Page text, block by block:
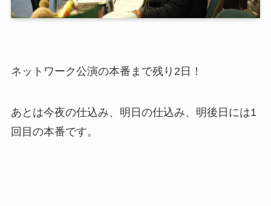
ネットワーク公演の本番まで残り2日！
あとは今夜の仕込み、明日の仕込み、明後日には1
回目の本番です。